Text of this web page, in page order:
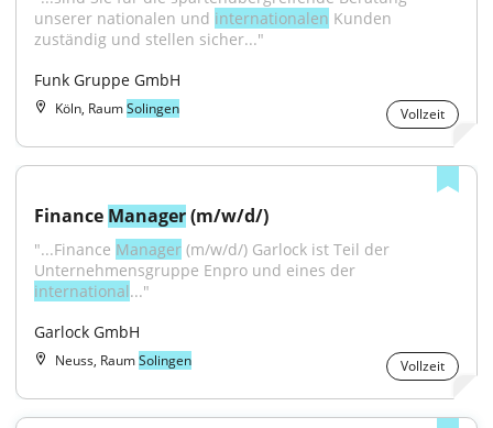
unserer nationalen und internationalen Kunden
zuständig und stellen sicher..."
Funk Gruppe GmbH
Köln, RaumSolingen Vollzeit
Finance Manager (m/w/d/)
"...Finance Manager (m/w/d/) Garlock ist Teil der
international..."
Garlock GmbH
Neuss, RaumSolingen Vollzeit